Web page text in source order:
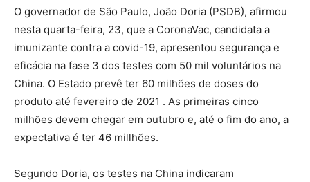
O governador de São Paulo, João Doria (PSDB), afirmou
nesta quarta-feira, 23, que a CoronaVac, candidata a
imunizante contra a covid-19, apresentou segurança e
eficácia na fase 3 dos testes com 50 mil voluntários na
China. O Estado prevê ter 60 milhões de doses do
produto até fevereiro de 2021 . As primeiras cinco
milhões devem chegar em outubro e, até o fim do ano, a
expectativa é ter 46 millhões.
Segundo Doria, os testes na China indicaram